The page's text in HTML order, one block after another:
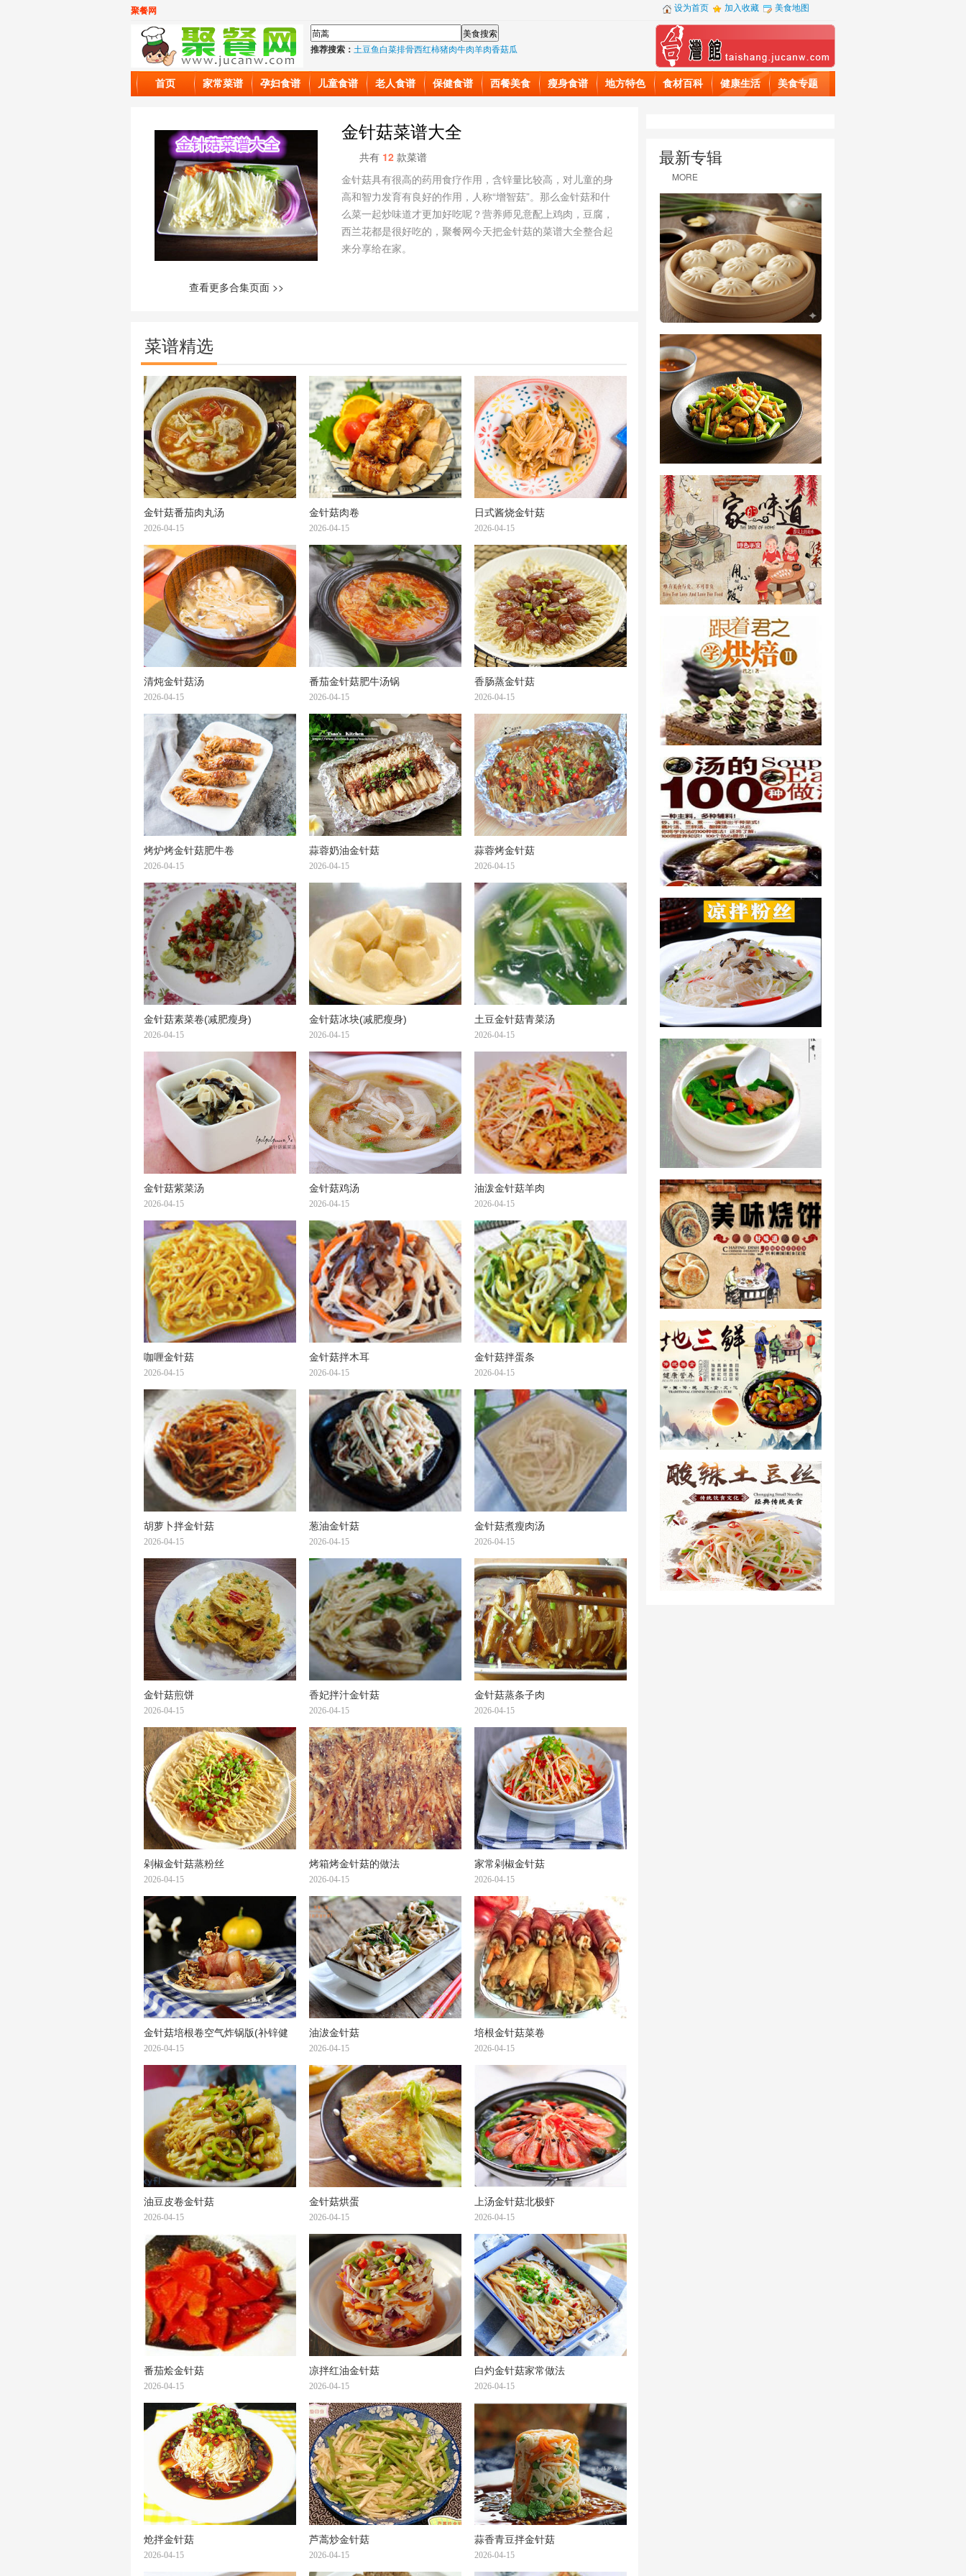
聚餐网 设为首页 加入收藏 美食地图
推荐搜索： 土豆鱼白菜排骨西红柿猪肉牛肉羊肉香菇瓜
首页 家常菜谱 孕妇食谱 儿童食谱 老人食谱 保健食谱 西餐美食 瘦身食谱 地方特色 食材百科 健康生活 美食专题
查看更多合集页面 >>
金针菇菜谱大全
共有 12 款菜谱
金针菇具有很高的药用食疗作用，含锌量比较高，对儿童的身
高和智力发育有良好的作用，人称“增智菇”。那么金针菇和什
么菜一起炒味道才更加好吃呢？营养师见意配上鸡肉，豆腐，
西兰花都是很好吃的，聚餐网今天把金针菇的菜谱大全整合起
来分享给在家。
菜谱精选
金针菇番茄肉丸汤
2026-04-15
金针菇肉卷
2026-04-15
日式酱烧金针菇
2026-04-15
清炖金针菇汤
2026-04-15
番茄金针菇肥牛汤锅
2026-04-15
香肠蒸金针菇
2026-04-15
烤炉烤金针菇肥牛卷
2026-04-15
蒜蓉奶油金针菇
2026-04-15
蒜蓉烤金针菇
2026-04-15
金针菇素菜卷(减肥瘦身)
2026-04-15
金针菇冰块(减肥瘦身)
2026-04-15
土豆金针菇青菜汤
2026-04-15
金针菇紫菜汤
2026-04-15
金针菇鸡汤
2026-04-15
油泼金针菇羊肉
2026-04-15
咖喱金针菇
2026-04-15
金针菇拌木耳
2026-04-15
金针菇拌蛋条
2026-04-15
胡萝卜拌金针菇
2026-04-15
葱油金针菇
2026-04-15
金针菇煮瘦肉汤
2026-04-15
金针菇煎饼
2026-04-15
香妃拌汁金针菇
2026-04-15
金针菇蒸条子肉
2026-04-15
剁椒金针菇蒸粉丝
2026-04-15
烤箱烤金针菇的做法
2026-04-15
家常剁椒金针菇
2026-04-15
金针菇培根卷空气炸锅版(补锌健
脑)
2026-04-15
油沷金针菇
2026-04-15
培根金针菇菜卷
2026-04-15
油豆皮卷金针菇
2026-04-15
金针菇烘蛋
2026-04-15
上汤金针菇北极虾
2026-04-15
番茄烩金针菇
2026-04-15
凉拌红油金针菇
2026-04-15
白灼金针菇家常做法
2026-04-15
炝拌金针菇
2026-04-15
芦蒿炒金针菇
2026-04-15
蒜香青豆拌金针菇
2026-04-15
最新专辑
MORE